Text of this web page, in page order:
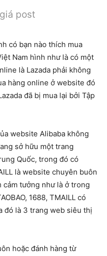
post
có bạn nào thích mua
Nam hình như là có một
là Lazada phải không
hàng online ở website đó
đã bị mua lại bởi Tập
website Alibaba không
sở hữu một trang
Quốc, trong đó có
là website chuyên buôn
cảm tưởng như là ở trong
1688, TMAILL có
đó là 3 trang web siêu thị
hoặc đánh hàng từ